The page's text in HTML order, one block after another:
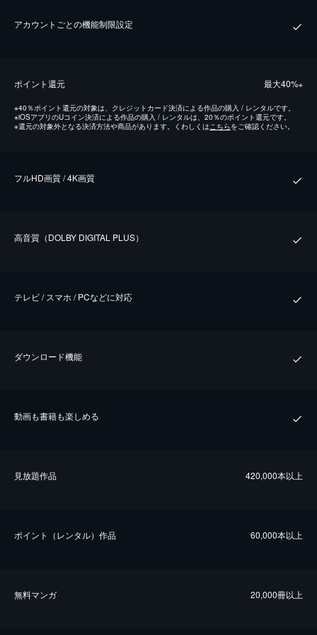
アカウントごとの機能制限設定
ポイント還元 最⼤40%※
※40％ポイント還元の対象は、クレジットカード決済による作品の購入 / レンタルです。
※iOSアプリのUコイン決済による作品の購入 / レンタルは、20％のポイント還元です。
※還元の対象外となる決済方法や商品があります。くわしくはこちらをご確認ください。
フルHD画質 / 4K画質
⾼⾳質（DOLBY DIGITAL PLUS）
テレビ / スマホ / PCなどに対応
ダウンロード機能
動画も書籍も楽しめる
⾒放題作品 420,000本以上
ポイント（レンタル）作品 60,000本以上
無料マンガ 20,000冊以上